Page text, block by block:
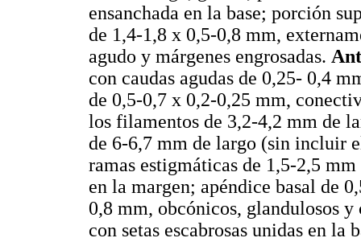
ensanchada en la base; porción
de 1,4-1,8 x 0,5-0,8 mm,
agudo y márgenes engrosadas.
con caudas agudas de 0,25- 0,4
de 0,5-0,7 x 0,2-0,25 mm,
los filamentos de 3,2-4,2 mm de
de 6-6,7 mm de largo (sin incluir
ramas estigmáticas de 1,5-2,5
en la margen; apéndice basal de
0,8 mm, obcónicos, glandulosos
con setas escabrosas unidas en la